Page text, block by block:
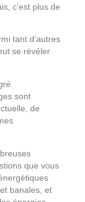
c’est plus de
tant d’autres
se révéler
sont
de
que vous
banales, et